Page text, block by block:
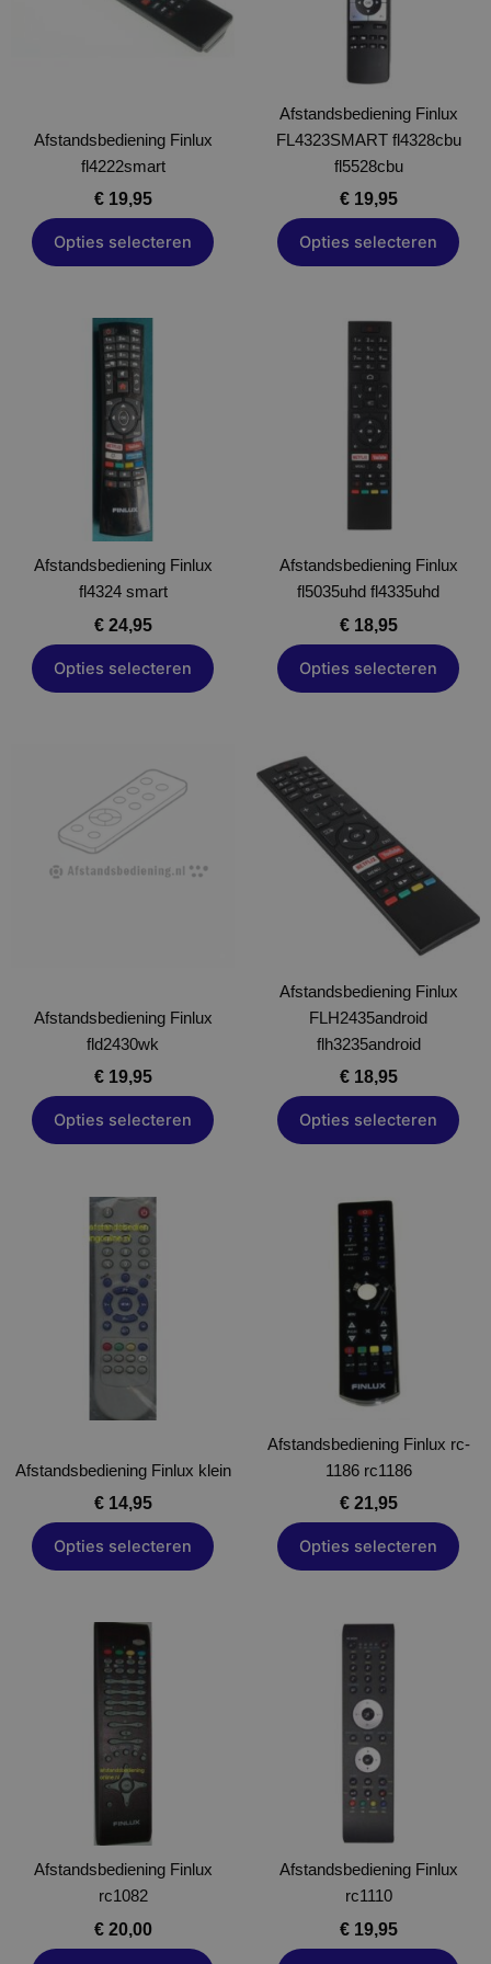
Afstandsbediening Finlux
fl4222smart
€19,95
Opties selecteren
Deze
op
de
productpagina
Afstandsbediening Finlux
FL4323SMART fl4328cbu
fl5528cbu
€19,95
Opties selecteren
Deze
optie
gekozen
worden
op
de
productpagina
Afstandsbediening Finlux
fl4324 smart
€24,95
Opties selecteren
Dit
product
heeft
meerdere
variaties.
Deze
optie
kan
gekozen
worden
op
de
productpagina
Afstandsbediening Finlux
fl5035uhd fl4335uhd
€18,95
Opties selecteren
product
heeft
meerdere
variaties.
Deze
optie
worden
op
de
productpagina
Afstandsbediening Finlux
fld2430wk
€19,95
Opties selecteren
product
heeft
meerdere
variaties.
op
de
productpagina
Afstandsbediening Finlux
FLH2435android
flh3235android
€18,95
Opties selecteren
heeft
meerdere
variaties.
Deze
optie
worden
op
de
productpagina
Afstandsbediening Finlux klein
€14,95
Opties selecteren
Dit
product
heeft
meerdere
variaties.
Deze
optie
kan
gekozen
op
de
productpagina
Afstandsbediening Finlux rc-
1186 rc1186
€21,95
Opties selecteren
Dit
product
heeft
meerdere
variaties.
Deze
optie
kan
worden
op
de
productpagina
Afstandsbediening Finlux
rc1082
€20,00
product
heeft
meerdere
variaties.
Deze
optie
kan
gekozen
worden
op
de
productpagina
Afstandsbediening Finlux
rc1110
€19,95
product
heeft
meerdere
variaties.
Deze
optie
kan
gekozen
worden
op
de
productpagina